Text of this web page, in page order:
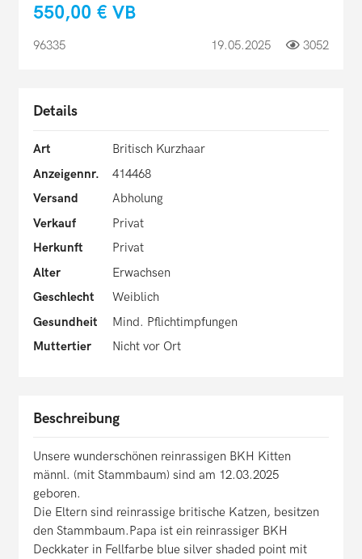
550,00 € VB
96335 19.05.2025 3052
Details
Art
Britisch Kurzhaar
Anzeigennr.
414468
Versand
Abholung
Verkauf
Privat
Herkunft
Privat
Alter
Erwachsen
Geschlecht
Weiblich
Gesundheit
Mind. Pflichtimpfungen
Muttertier
Nicht vor Ort
Beschreibung
Unsere wunderschönen reinrassigen BKH Kitten
männl. (mit Stammbaum) sind am 12.03.2025
geboren.
Die Eltern sind reinrassige britische Katzen, besitzen
den Stammbaum.Papa ist ein reinrassiger BKH
Deckkater in Fellfarbe blue silver shaded point mit